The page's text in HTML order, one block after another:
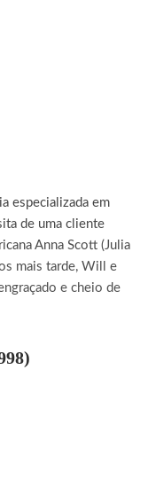
especializada em
de uma cliente
Anna Scott (Julia
mais tarde, Will e
e cheio de